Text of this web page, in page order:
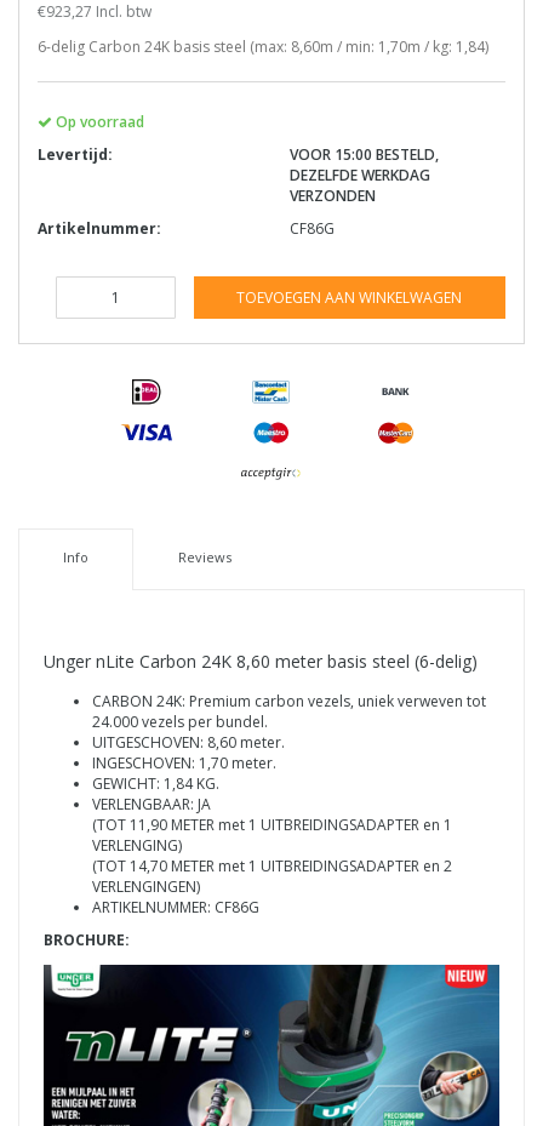
€923,27 Incl. btw
6-delig Carbon 24K basis steel (max: 8,60m / min: 1,70m / kg: 1,84)
Op voorraad
Levertijd:
VOOR 15:00 BESTELD,
DEZELFDE WERKDAG
VERZONDEN
Artikelnummer:
CF86G
TOEVOEGEN AAN WINKELWAGEN
Info Reviews
Unger nLite Carbon 24K 8,60 meter basis steel (6-delig)
CARBON 24K: Premium carbon vezels, uniek verweven tot
24.000 vezels per bundel.
UITGESCHOVEN: 8,60 meter.
INGESCHOVEN: 1,70 meter.
GEWICHT: 1,84 KG.
VERLENGBAAR: JA
(TOT 11,90 METER met 1 UITBREIDINGSADAPTER en 1
VERLENGING)
(TOT 14,70 METER met 1 UITBREIDINGSADAPTER en 2
VERLENGINGEN)
ARTIKELNUMMER: CF86G
BROCHURE: